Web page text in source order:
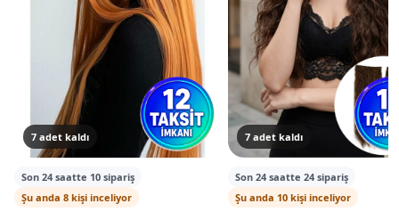
7 adet kaldı
Son 24 saatte 10 sipariş
Şu anda 8 kişi inceliyor
7 adet kaldı
Son 24 saatte 24 sipariş
Şu anda 10 kişi inceliyor